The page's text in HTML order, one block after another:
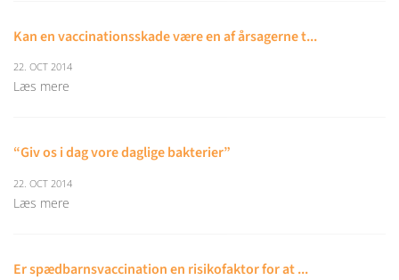
Kan en vaccinationsskade være en af årsagerne t...
22. OCT 2014
Læs mere
“Giv os i dag vore daglige bakterier”
22. OCT 2014
Læs mere
Er spædbarnsvaccination en risikofaktor for at ...